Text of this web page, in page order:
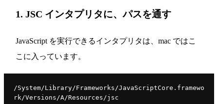
1. JSC インタプリタに、パスを通す
JavaScript を実行できるインタプリタは、mac ではこ
こに入っています。
/System/Library/Frameworks/JavaScriptCore.framewo